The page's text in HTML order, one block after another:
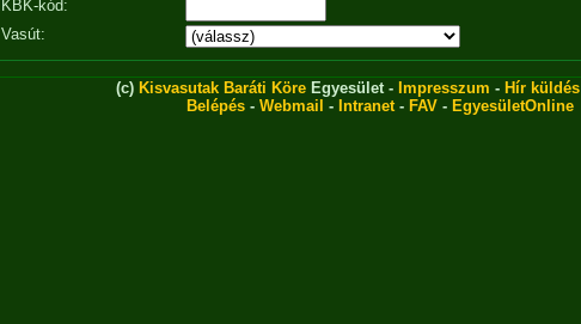
KBK-kód:
Vasút:
(c) Kisvasutak Baráti Köre Egyesület - Impresszum - Hír küldés
Belépés - Webmail - Intranet- FAV - EgyesületOnline